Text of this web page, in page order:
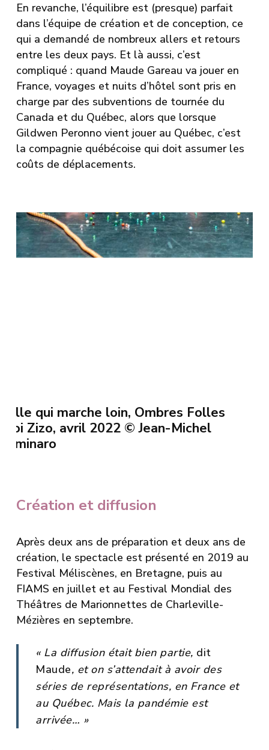
En revanche, l’équilibre est (presque) parfait
dans l’équipe de création et de conception, ce
qui a demandé de nombreux allers et retours
entre les deux pays. Et là aussi, c’est
compliqué : quand Maude Gareau va jouer en
France, voyages et nuits d’hôtel sont pris en
charge par des subventions de tournée du
Canada et du Québec, alors que lorsque
Gildwen Peronno vient jouer au Québec, c’est
la compagnie québécoise qui doit assumer les
coûts de déplacements.
Celle qui marche loin, Ombres Folles
/Roi Zizo, avril 2022 © Jean-Michel
Seminaro
Création et diffusion
Après deux ans de préparation et deux ans de
création, le spectacle est présenté en 2019 au
Festival Méliscènes, en Bretagne, puis au
FIAMS en juillet et au Festival Mondial des
Théâtres de Marionnettes de Charleville-
Mézières en septembre.
« La diffusion était bien partie, dit
Maude, et on s’attendait à avoir des
séries de représentations, en France et
au Québec. Mais la pandémie est
arrivée… »